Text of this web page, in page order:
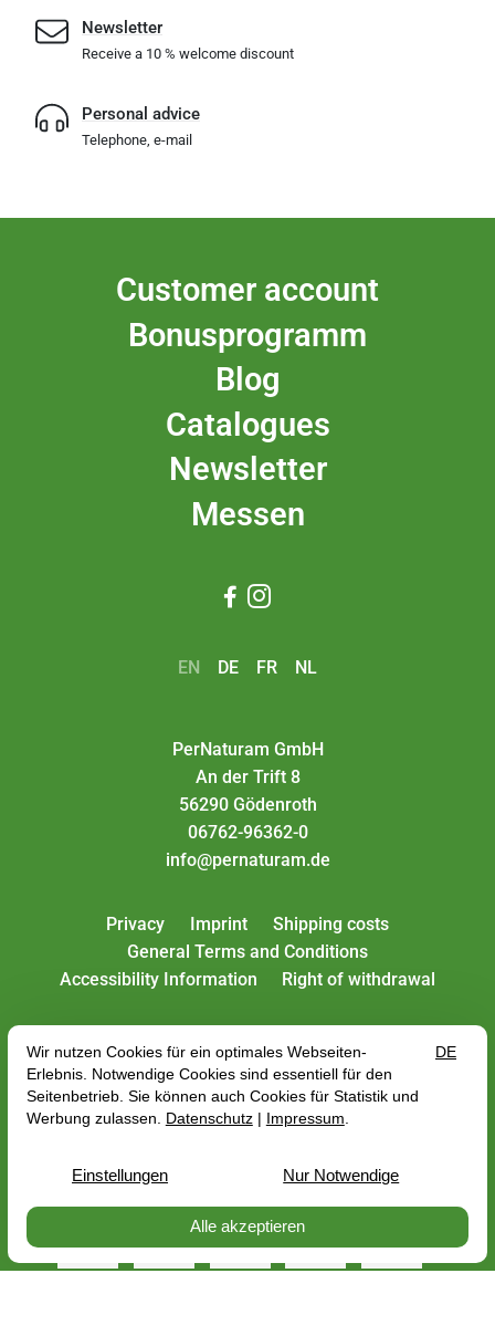
Newsletter
Receive a 10 % welcome discount
Personal advice
Telephone, e-mail
Customer account
Bonusprogramm
Blog
Catalogues
Newsletter
Messen
 
EN DE FR NL
PerNaturam GmbH
An der Trift 8
56290 Gödenroth
06762-96362-0
info@pernaturam.de
Privacy Imprint
Shipping costs
General Terms and Conditions
Accessibility Information
Right of withdrawal